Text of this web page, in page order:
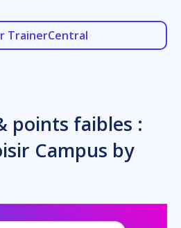
TrainerCentral
points faibles :
Campus by